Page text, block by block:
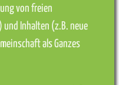
von freien
und Inhalten (z.B. neue
als Ganzes